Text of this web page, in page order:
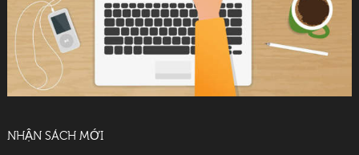
NHẬN SÁCH MỚI